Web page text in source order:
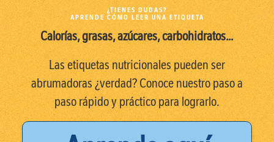
¿TIENES DUDAS?
APRENDE CÓMO LEER UNA ETIQUETA
Calorías, grasas, azúcares, carbohidratos…
Las etiquetas nutricionales pueden ser
abrumadoras ¿verdad? Conoce nuestro paso a
paso rápido y práctico para lograrlo.